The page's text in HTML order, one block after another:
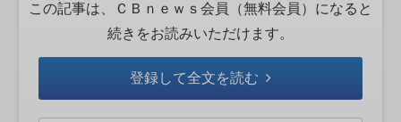
この記事は、ＣＢｎｅｗｓ会員（無料会員）になると
続きをお読みいただけます。
登録して全文を読む